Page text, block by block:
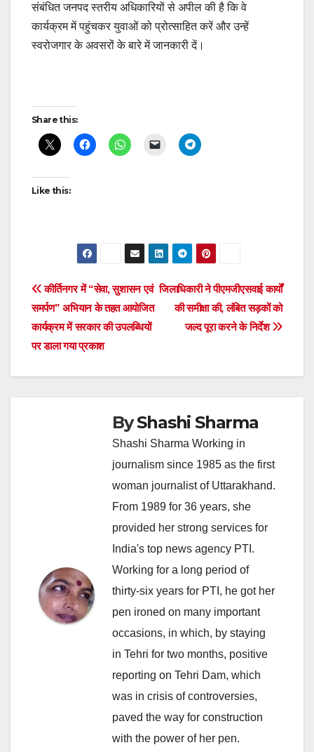
संबंधित जनपद स्तरीय अधिकारियों से अपील की है कि वे
कार्यक्रम में पहुंचकर युवाओं को प्रोत्साहित करें और उन्हें
स्वरोजगार के अवसरों के बारे में जानकारी दें।
Post
navigation
Share this:
Like this:
Post
navigation
जिलाधिकारी ने पीएमजीएसवाई कार्यों
की समीक्षा की, लंबित सड़कों को
जल्द पूरा करने के निर्देश
कीर्तिनगर में “सेवा, सुशासन एवं
समर्पण” अभियान के तहत आयोजित
कार्यक्रम में सरकार की उपलब्धियों
पर डाला गया प्रकाश
ByShashi Sharma
Shashi Sharma Working in
journalism since 1985 as the first
woman journalist of Uttarakhand.
From 1989 for 36 years, she
provided her strong services for
India's top news agency PTI.
Working for a long period of
thirty-six years for PTI, he got her
pen ironed on many important
occasions, in which, by staying
in Tehri for two months, positive
reporting on Tehri Dam, which
was in crisis of controversies,
paved the way for construction
with the power of her pen.